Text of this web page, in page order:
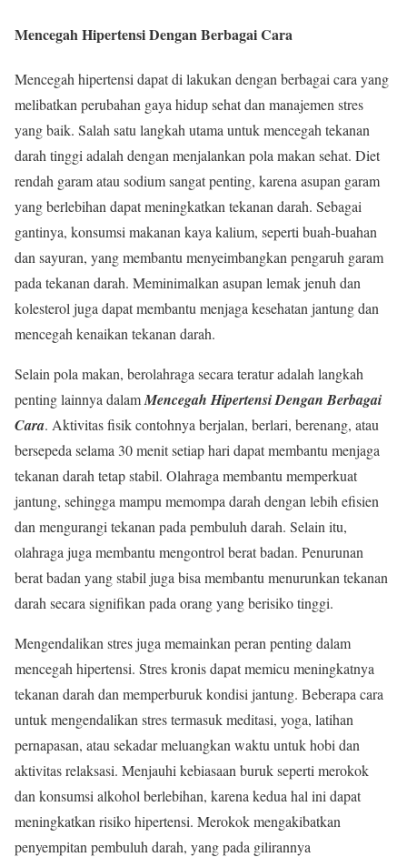
Mencegah Hipertensi Dengan Berbagai Cara
Mencegah hipertensi dapat di lakukan dengan berbagai cara yang
melibatkan perubahan gaya hidup sehat dan manajemen stres
yang baik. Salah satu langkah utama untuk mencegah tekanan
darah tinggi adalah dengan menjalankan pola makan sehat. Diet
rendah garam atau sodium sangat penting, karena asupan garam
yang berlebihan dapat meningkatkan tekanan darah. Sebagai
gantinya, konsumsi makanan kaya kalium, seperti buah-buahan
dan sayuran, yang membantu menyeimbangkan pengaruh garam
pada tekanan darah. Meminimalkan asupan lemak jenuh dan
kolesterol juga dapat membantu menjaga kesehatan jantung dan
mencegah kenaikan tekanan darah.
Selain pola makan, berolahraga secara teratur adalah langkah
penting lainnya dalamMencegah Hipertensi Dengan Berbagai
Cara. Aktivitas fisik contohnya berjalan, berlari, berenang, atau
bersepeda selama 30 menit setiap hari dapat membantu menjaga
tekanan darah tetap stabil. Olahraga membantu memperkuat
jantung, sehingga mampu memompa darah dengan lebih efisien
dan mengurangi tekanan pada pembuluh darah. Selain itu,
olahraga juga membantu mengontrol berat badan. Penurunan
berat badan yang stabil juga bisa membantu menurunkan tekanan
darah secara signifikan pada orang yang berisiko tinggi.
Mengendalikan stres juga memainkan peran penting dalam
mencegah hipertensi. Stres kronis dapat memicu meningkatnya
tekanan darah dan memperburuk kondisi jantung. Beberapa cara
untuk mengendalikan stres termasuk meditasi, yoga, latihan
pernapasan, atau sekadar meluangkan waktu untuk hobi dan
aktivitas relaksasi. Menjauhi kebiasaan buruk seperti merokok
dan konsumsi alkohol berlebihan, karena kedua hal ini dapat
meningkatkan risiko hipertensi. Merokok mengakibatkan
penyempitan pembuluh darah, yang pada gilirannya